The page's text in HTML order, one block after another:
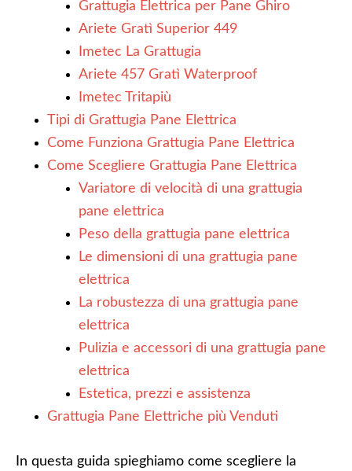
Grattugia Elettrica per Pane Ghiro
Ariete Gratì Superior 449
Imetec La Grattugia
Ariete 457 Gratì Waterproof
Imetec Tritapiù
Tipi di Grattugia Pane Elettrica
Come Funziona Grattugia Pane Elettrica
Come Scegliere Grattugia Pane Elettrica
Variatore di velocità di una grattugia
pane elettrica
Peso della grattugia pane elettrica
Le dimensioni di una grattugia pane
elettrica
La robustezza di una grattugia pane
elettrica
Pulizia e accessori di una grattugia pane
elettrica
Estetica, prezzi e assistenza
Grattugia Pane Elettriche più Venduti
In questa guida spieghiamo come scegliere la